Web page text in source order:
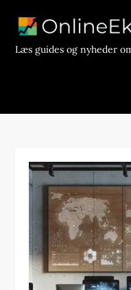
contentLæs guides og nyheder